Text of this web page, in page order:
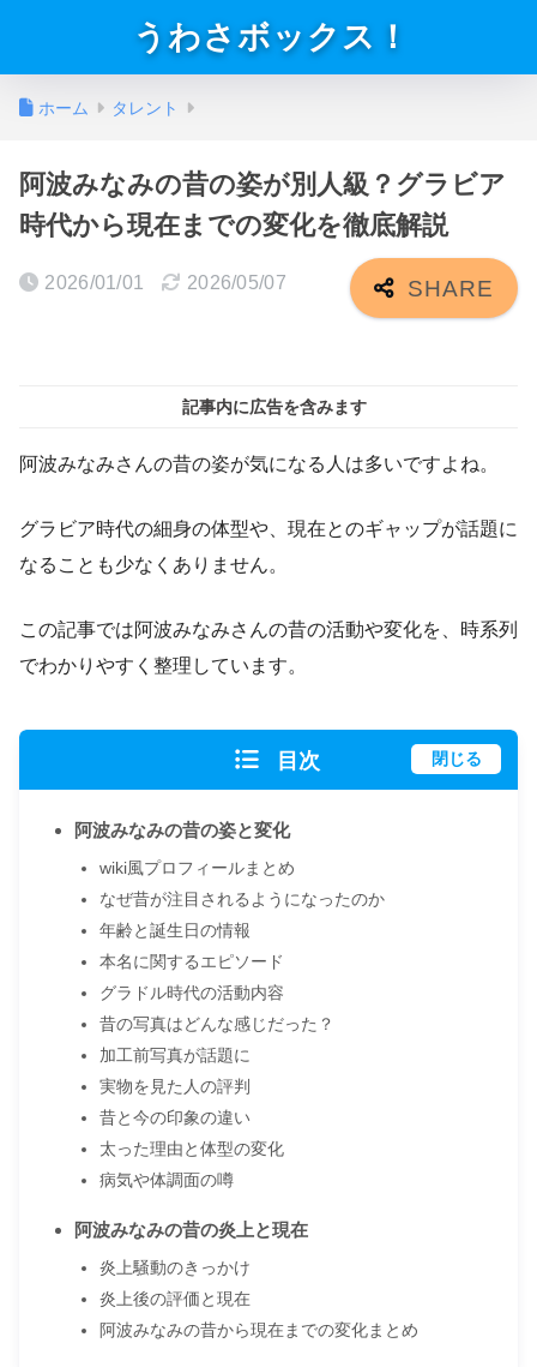
うわさボックス！
ホーム タレント
阿波みなみの昔の姿が別人級？グラビア
時代から現在までの変化を徹底解説
2026/01/01 2026/05/07
記事内に広告を含みます
阿波みなみさんの昔の姿が気になる人は多いですよね。
グラビア時代の細身の体型や、現在とのギャップが話題に
なることも少なくありません。
この記事では阿波みなみさんの昔の活動や変化を、時系列
でわかりやすく整理しています。
目次 閉じる
阿波みなみの昔の姿と変化
wiki風プロフィールまとめ
なぜ昔が注目されるようになったのか
年齢と誕生日の情報
本名に関するエピソード
グラドル時代の活動内容
昔の写真はどんな感じだった？
加工前写真が話題に
実物を見た人の評判
昔と今の印象の違い
太った理由と体型の変化
病気や体調面の噂
阿波みなみの昔の炎上と現在
炎上騒動のきっかけ
炎上後の評価と現在
阿波みなみの昔から現在までの変化まとめ